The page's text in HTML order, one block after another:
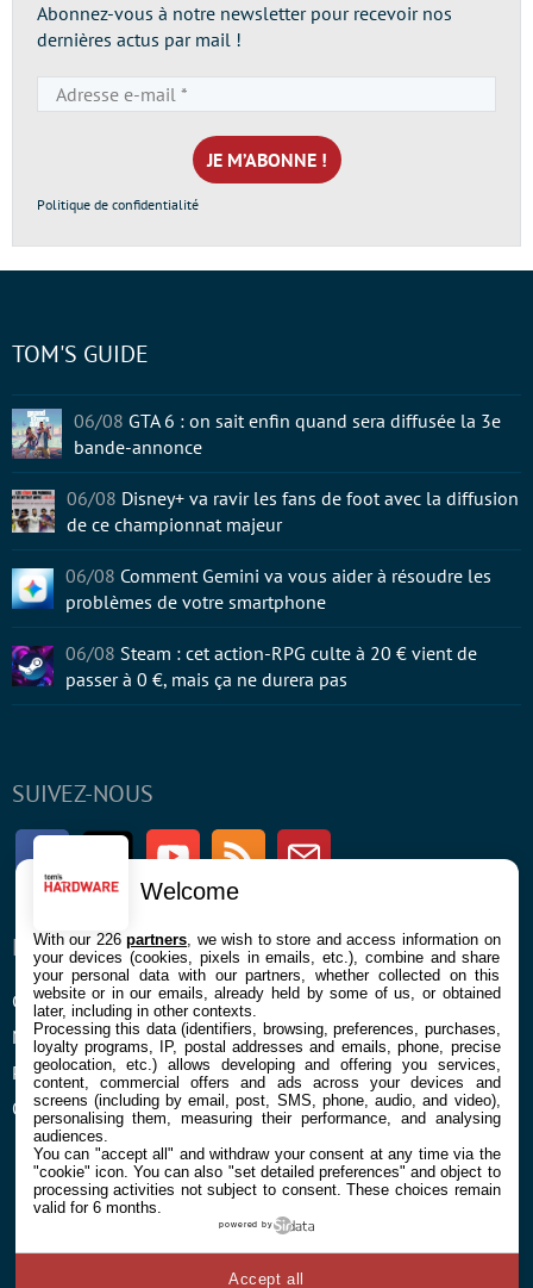
Abonnez-vous à notre newsletter pour recevoir nos
dernières actus par mail !
e-
mail
*
Politique de confidentialité
SUIVEZ-NOUS
FacebookTwitter Youtube RSS Newsletter
ENTREPRISE
Confidentialité et Cookies
Mentions légales et CGU
Préférences Cookies
Qui sommes nous
À PROPOS
Contact
TOM'S GUIDE
06/08 GTA 6 : on sait enfin quand sera diffusée la 3e
bande-annonce
06/08 Disney+ va ravir les fans de foot avec la diffusion
de ce championnat majeur
06/08 Comment Gemini va vous aider à résoudre les
problèmes de votre smartphone
06/08 Steam : cet action-RPG culte à 20 € vient de
passer à 0 €, mais ça ne durera pas
Welcome
With our 226partners , we wish to store and access information on
your devices (cookies, pixels in emails, etc.), combine and share
your personal data with our partners, whether collected on this
website or in our emails, already held by some of us, or obtained
later, including in other contexts.
Processing this data (identifiers, browsing, preferences, purchases,
loyalty programs, IP, postal addresses and emails, phone, precise
geolocation, etc.) allows developing and offering you services,
content, commercial offers and ads across your devices and
screens (including by email, post, SMS, phone, audio, and video),
personalising them, measuring their performance, and analysing
audiences.
You can "accept all" and withdraw your consent at any time via the
"cookie" icon. You can also "set detailed preferences" and object to
processing activities not subject to consent. These choices remain
valid for 6 months.
powered by
Accept all